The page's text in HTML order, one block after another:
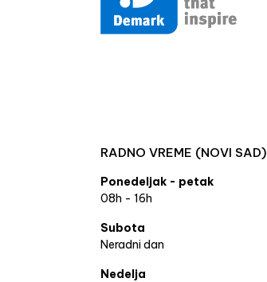
RADNO VREME (NOVI SAD)
Ponedeljak - petak
08h - 16h
Subota
Neradni dan
Nedelja